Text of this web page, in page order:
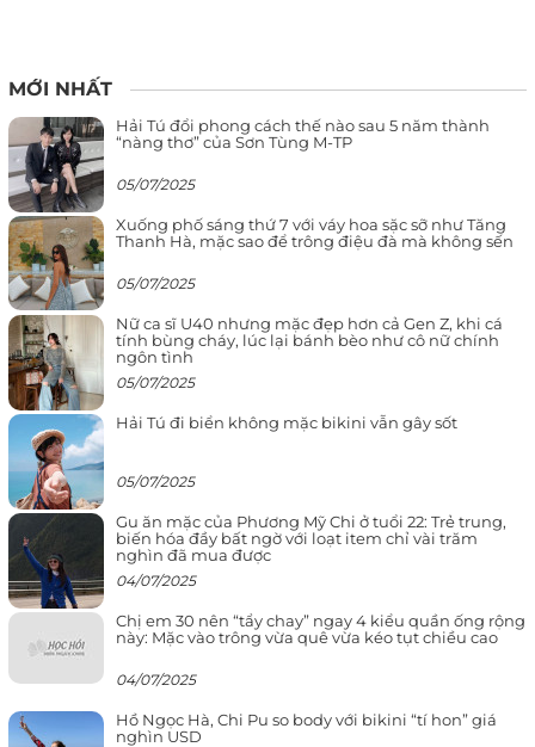
MỚI NHẤT
Hải Tú đổi phong cách thế nào sau 5 năm thành
“nàng thơ” của Sơn Tùng M-TP
05/07/2025
Xuống phố sáng thứ 7 với váy hoa sặc sỡ như Tăng
Thanh Hà, mặc sao để trông điệu đà mà không sến
05/07/2025
Nữ ca sĩ U40 nhưng mặc đẹp hơn cả Gen Z, khi cá
tính bùng cháy, lúc lại bánh bèo như cô nữ chính
ngôn tình
05/07/2025
Hải Tú đi biển không mặc bikini vẫn gây sốt
05/07/2025
Gu ăn mặc của Phương Mỹ Chi ở tuổi 22: Trẻ trung,
biến hóa đầy bất ngờ với loạt item chỉ vài trăm
nghìn đã mua được
04/07/2025
Chị em 30 nên “tẩy chay” ngay 4 kiểu quần ống rộng
này: Mặc vào trông vừa quê vừa kéo tụt chiều cao
04/07/2025
Hồ Ngọc Hà, Chi Pu so body với bikini “tí hon” giá
nghìn USD